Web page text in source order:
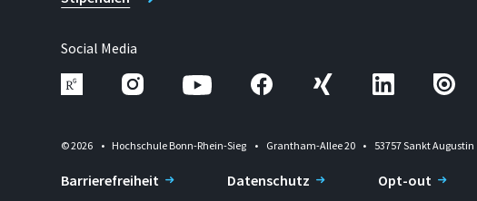
Social Media
© 2026 Hochschule Bonn-Rhein-Sieg Grantham-Allee 20 53757 Sankt Augustin
Barrierefreiheit Datenschutz Opt-out